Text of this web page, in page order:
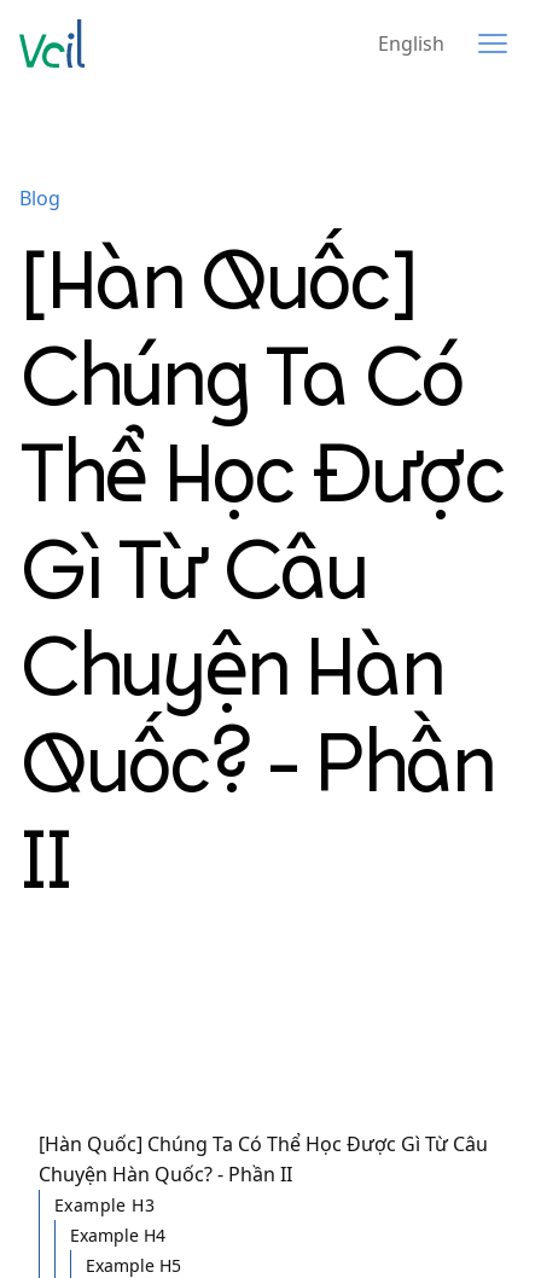
English
Blog
[Hàn Quốc]
Chúng Ta Có
Thể Học Được
Gì Từ Câu
Chuyện Hàn
Quốc? - Phần
II
[Hàn Quốc] Chúng Ta Có Thể Học Được Gì Từ Câu
Chuyện Hàn Quốc? - Phần II
Example H3
Example H4
Example H5